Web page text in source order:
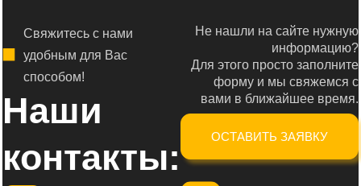
Свяжитесь с нами
удобным для Вас
способом!
Наши
контакты:
Не нашли на сайте нужную
информацию?
Для этого просто заполните
форму и мы свяжемся с
вами в ближайшее время.
ОСТАВИТЬ ЗАЯВКУ